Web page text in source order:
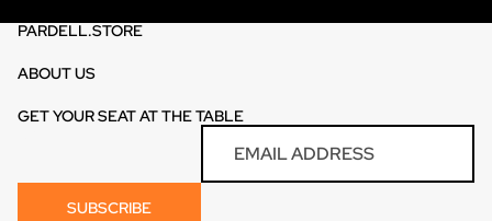
PARDELL.STORE
ABOUT US
GET YOUR SEAT AT THE TABLE
SUBSCRIBE
Refund policy
Terms of service